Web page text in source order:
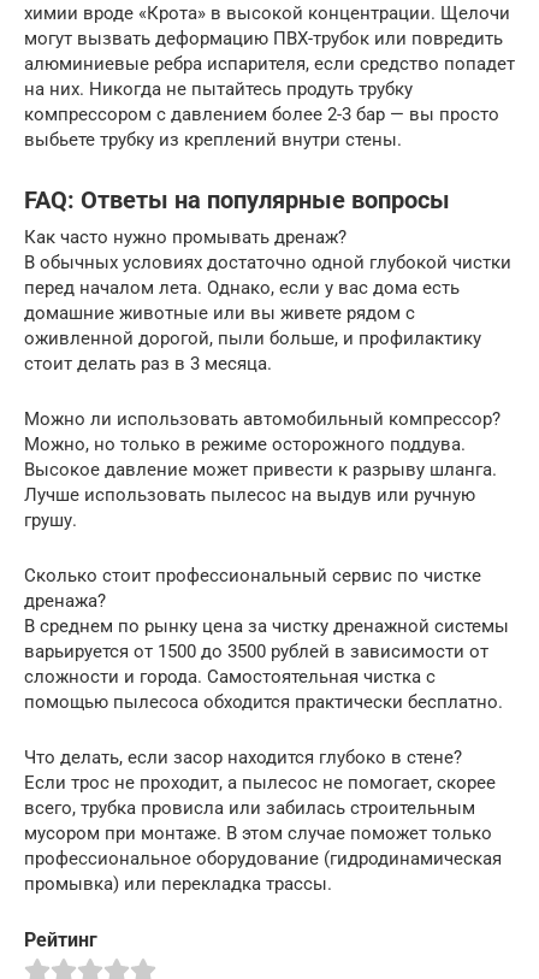
химии вроде «Крота» в высокой концентрации. Щелочи
могут вызвать деформацию ПВХ-трубок или повредить
алюминиевые ребра испарителя, если средство попадет
на них. Никогда не пытайтесь продуть трубку
компрессором с давлением более 2-3 бар — вы просто
выбьете трубку из креплений внутри стены.
FAQ: Ответы на популярные вопросы
Как часто нужно промывать дренаж?
В обычных условиях достаточно одной глубокой чистки
перед началом лета. Однако, если у вас дома есть
домашние животные или вы живете рядом с
оживленной дорогой, пыли больше, и профилактику
стоит делать раз в 3 месяца.
Можно ли использовать автомобильный компрессор?
Можно, но только в режиме осторожного поддува.
Высокое давление может привести к разрыву шланга.
Лучше использовать пылесос на выдув или ручную
грушу.
Сколько стоит профессиональный сервис по чистке
дренажа?
В среднем по рынку цена за чистку дренажной системы
варьируется от 1500 до 3500 рублей в зависимости от
сложности и города. Самостоятельная чистка с
помощью пылесоса обходится практически бесплатно.
Что делать, если засор находится глубоко в стене?
Если трос не проходит, а пылесос не помогает, скорее
всего, трубка провисла или забилась строительным
мусором при монтаже. В этом случае поможет только
профессиональное оборудование (гидродинамическая
промывка) или перекладка трассы.
Рейтинг